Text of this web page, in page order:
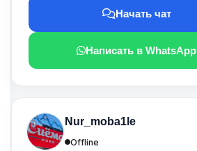
Начать чат
Написать в WhatsApp
Nur_moba1le
Offline